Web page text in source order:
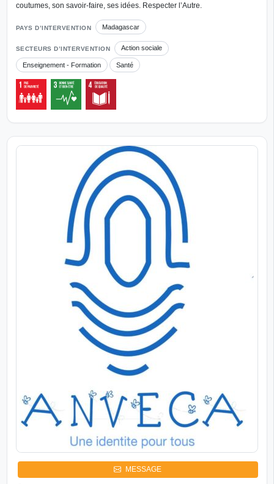
coutumes, son savoir-faire, ses idées. Respecter l’Autre.
PAYS D’INTERVENTION Madagascar
SECTEURS D’INTERVENTION Action sociale
Enseignement - Formation Santé
MESSAGE